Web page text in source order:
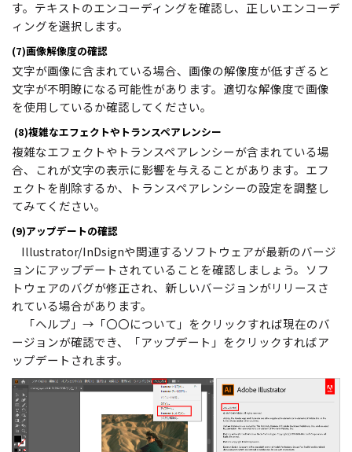
す。テキストのエンコーディングを確認し、正しいエンコーデ
ィングを選択します。
(7)画像解像度の確認
文字が画像に含まれている場合、画像の解像度が低すぎると
文字が不明瞭になる可能性があります。適切な解像度で画像
を使用しているか確認してください。
(8)複雑なエフェクトやトランスペアレンシー
複雑なエフェクトやトランスペアレンシーが含まれている場
合、これが文字の表示に影響を与えることがあります。エフ
ェクトを削除するか、トランスペアレンシーの設定を調整し
てみてください。
(9)アップデートの確認
Illustrator/InDsignや関連するソフトウェアが最新のバージ
ョンにアップデートされていることを確認しましょう。ソフ
トウェアのバグが修正され、新しいバージョンがリリースさ
れている場合があります。
「ヘルプ」→「〇〇について」をクリックすれば現在のバ
ージョンが確認でき、「アップデート」をクリックすればア
ップデートされます。